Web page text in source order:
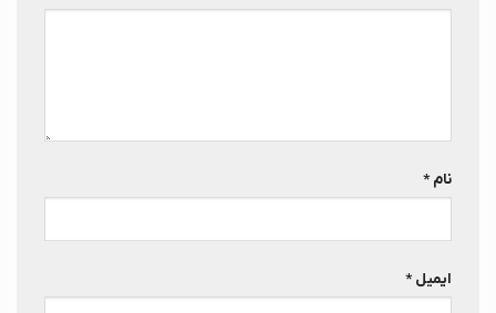
نام*
ایمیل*